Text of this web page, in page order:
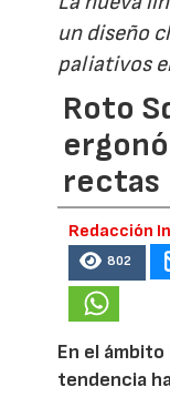
un diseño
paliativos
Roto
rectas
Redacción
802
En el
tendencia